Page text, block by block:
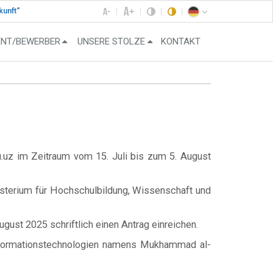
BEWERBER UNSERE STOLZE KONTAKT
im Zeitraum vom 15. Juli bis zum 5. August
für Hochschulbildung, Wissenschaft und
2025 schriftlich einen Antrag einreichen.
namens Mukhammad al-